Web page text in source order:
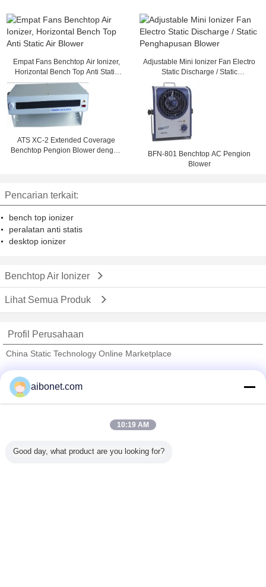
Empat Fans Benchtop Air Ionizer,
Horizontal Bench Top Anti Static
Air Blower
Adjustable Mini Ionizer Fan Electro
Static Discharge / Static
Penghapusan Blower
ATS XC-2 Extended Coverage
Benchtop Pengion Blower dengan
BFN-801 Benchtop AC Pengion
Blower
Pencarian terkait:
bench top ionizer
peralatan anti statis
desktop ionizer
Benchtop Air Ionizer
Lihat Semua Produk
Profil Perusahaan
China Static Technology Online Marketplace
Trust Seal
Semua produk
aibonet.com
10:19 AM
Good day, what product are you looking for?